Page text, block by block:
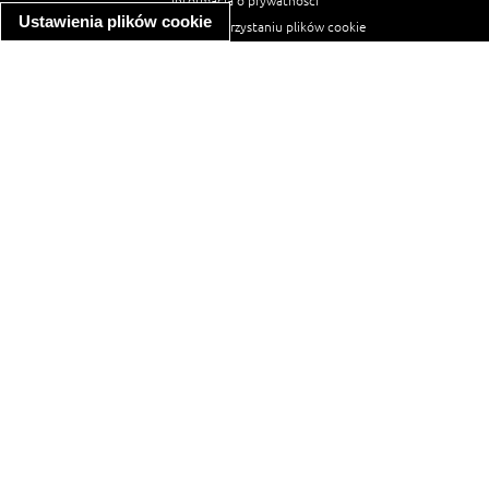
Ustawienia plików cookieinformacja o wykorzystaniu plików cookie